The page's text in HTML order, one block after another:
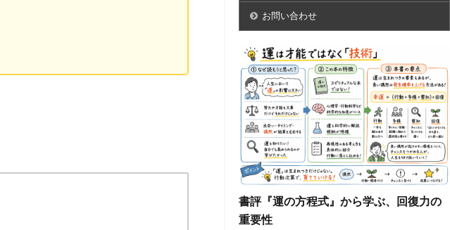
お問い合わせ
書評『運の方程式』から学ぶ、回復力の
重要性